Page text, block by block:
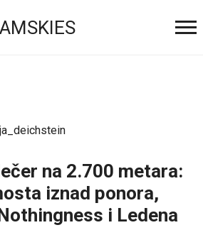
na 2.700 metara:
iznad ponora,
i Ledena